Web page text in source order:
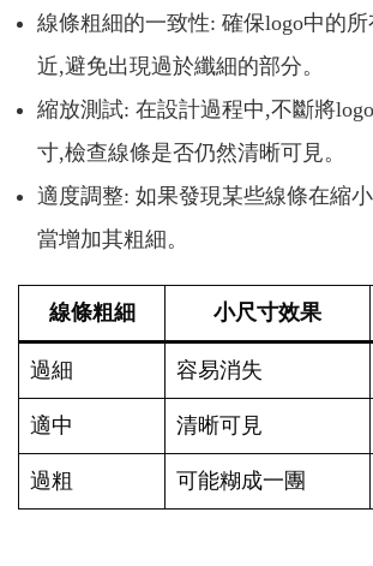
線條粗細的一致性: 確保logo中的
近,避免出現過於纖細的部分。
縮放測試: 在設計過程中,不斷將
寸,檢查線條是否仍然清晰可見。
適度調整: 如果發現某些線條在縮
當增加其粗細。
線條粗細 小尺寸效果
過細 容易消失
適中 清晰可見
過粗 可能糊成一團